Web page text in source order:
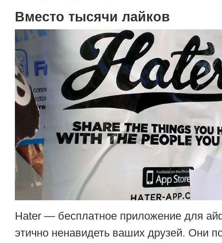
Вместо тысячи лайков
Hater — бесплатное приложение для
этично ненавидеть ваших друзей. Они